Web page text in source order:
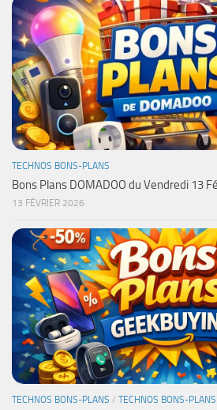
TECHNOS BONS-PLANS
Bons Plans DOMADOO du Vendredi 13
13 FÉVRIER 2026
TECHNOS BONS-PLANS / TECHNOS BONS-